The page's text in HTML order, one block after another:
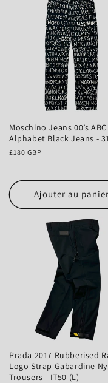
Moschino Jeans 00’s ABC
Alphabet Black Jeans -
Prix
£180 GBP
Ajouter au panier
Prada 2017 Rubberised
Logo Strap Gabardine
Trousers - IT50 (L)